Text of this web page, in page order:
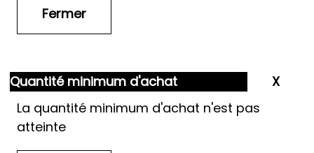
Quantité minimum d'achat
La quantité minimum d'achat n'est pas
atteinte